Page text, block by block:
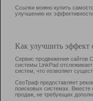
Ссылки можно купить
улучшению их эффективности
Как улучшить эффект
Сервис продвижения сайтов
системы LinkPad
систем, что позволяет
СеоТраф предоставляет
поисковых системах. Вместе
продаж, не требующих